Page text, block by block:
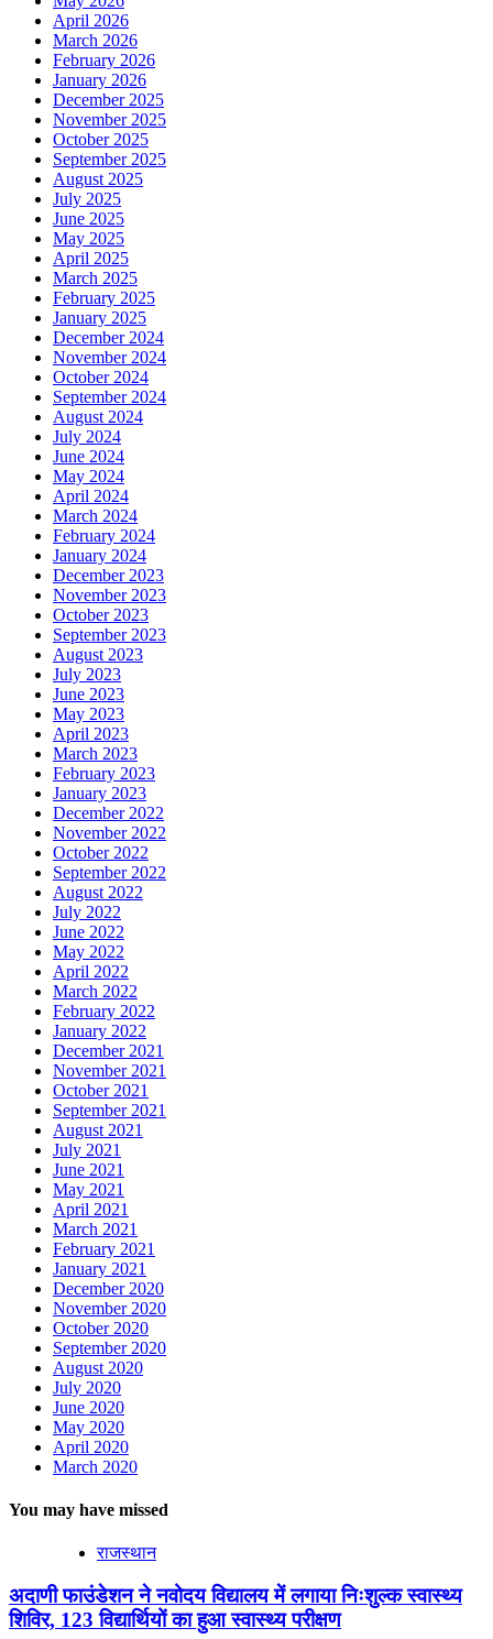
April 2026
March 2026
February 2026
January 2026
December 2025
November 2025
October 2025
September 2025
August 2025
July 2025
June 2025
May 2025
April 2025
March 2025
February 2025
January 2025
December 2024
November 2024
October 2024
September 2024
August 2024
July 2024
June 2024
May 2024
April 2024
March 2024
February 2024
January 2024
December 2023
November 2023
October 2023
September 2023
August 2023
July 2023
June 2023
May 2023
April 2023
March 2023
February 2023
January 2023
December 2022
November 2022
October 2022
September 2022
August 2022
July 2022
June 2022
May 2022
April 2022
March 2022
February 2022
January 2022
December 2021
November 2021
October 2021
September 2021
August 2021
July 2021
June 2021
May 2021
April 2021
March 2021
February 2021
January 2021
December 2020
November 2020
October 2020
September 2020
August 2020
July 2020
June 2020
May 2020
April 2020
March 2020
You may have missed
राजस्थान
अदाणी फाउंडेशन ने नवोदय विद्यालय में लगाया निःशुल्क स्वास्थ्य
शिविर, 123 विद्यार्थियों का हुआ स्वास्थ्य परीक्षण